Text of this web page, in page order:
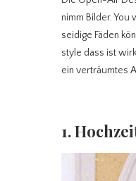
nimm Bilder.
seidige Fäden
style dass ist
ein verträumtes
1.